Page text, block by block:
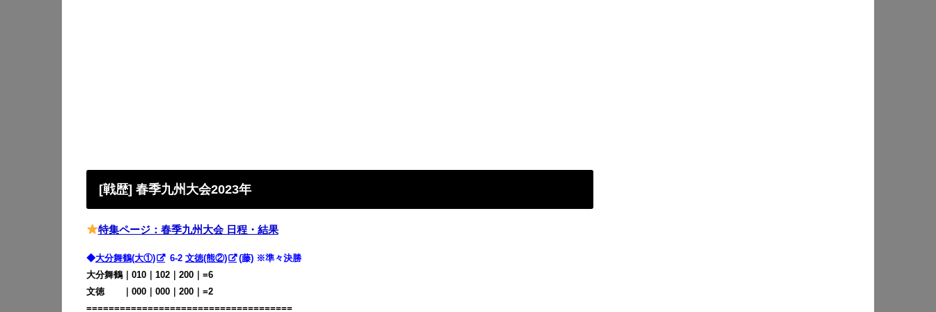
[戦歴] 春季九州大会2023年
特集ページ：春季九州大会 日程・結果
◆大分舞鶴(大①) 6-2 文徳(熊②)
(藤) ※準々決勝
大分舞鶴｜010｜102｜200｜=6
文徳 ｜000｜000｜200｜=2
=====================================